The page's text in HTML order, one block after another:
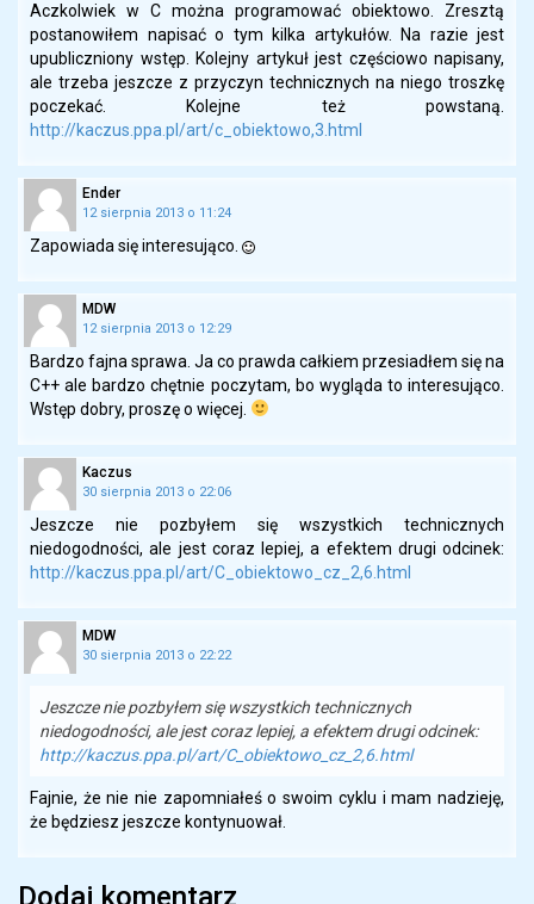
Aczkolwiek w C można programować obiektowo. Zresztą
postanowiłem napisać o tym kilka artykułów. Na razie jest
upubliczniony wstęp. Kolejny artykuł jest częściowo napisany,
ale trzeba jeszcze z przyczyn technicznych na niego troszkę
poczekać. Kolejne też powstaną.
http://kaczus.ppa.pl/art/c_obiektowo,3.html
Ender
12 sierpnia 2013 o 11:24
Zapowiada się interesująco.
MDW
12 sierpnia 2013 o 12:29
Bardzo fajna sprawa. Ja co prawda całkiem przesiadłem się na
C++ ale bardzo chętnie poczytam, bo wygląda to interesująco.
Wstęp dobry, proszę o więcej.
Kaczus
30 sierpnia 2013 o 22:06
Jeszcze nie pozbyłem się wszystkich technicznych
niedogodności, ale jest coraz lepiej, a efektem drugi odcinek:
http://kaczus.ppa.pl/art/C_obiektowo_cz_2,6.html
MDW
30 sierpnia 2013 o 22:22
Jeszcze nie pozbyłem się wszystkich technicznych
niedogodności, ale jest coraz lepiej, a efektem drugi odcinek:
http://kaczus.ppa.pl/art/C_obiektowo_cz_2,6.html
Fajnie, że nie nie zapomniałeś o swoim cyklu i mam nadzieję,
że będziesz jeszcze kontynuował.
Dodaj komentarz